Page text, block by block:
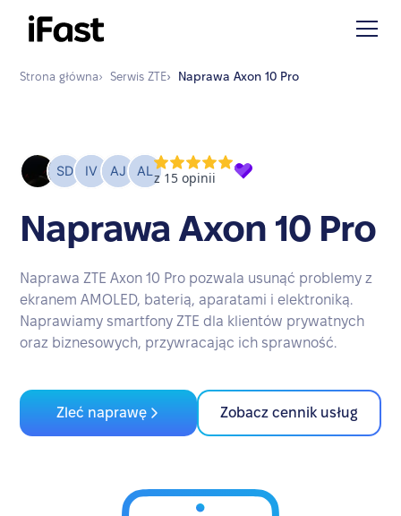
Strona główna› Serwis ZTE› Naprawa Axon 10 Pro
Naprawa Axon 10 Pro
Naprawa ZTE Axon 10 Pro pozwala usunąć problemy z
ekranem AMOLED, baterią, aparatami i elektroniką.
Naprawiamy smartfony ZTE dla klientów prywatnych
oraz biznesowych, przywracając ich sprawność.
Zleć naprawę Zobacz cennik usług